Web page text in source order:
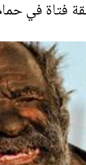
فتاة في